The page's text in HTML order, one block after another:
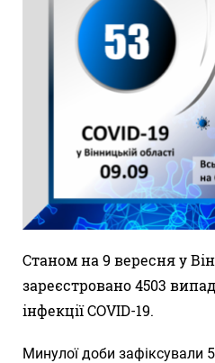
Станом на 9 вересня у
зареєстровано 4503
інфекції COVID-19.
Минулої доби зафіксували